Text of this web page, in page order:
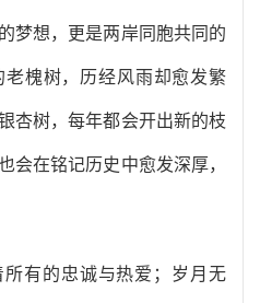
梦想，更是两岸同胞共同的
槐树，历经风雨却愈发繁
杏树，每年都会开出新的枝
在铭记历史中愈发深厚，
有的忠诚与热爱；岁月无